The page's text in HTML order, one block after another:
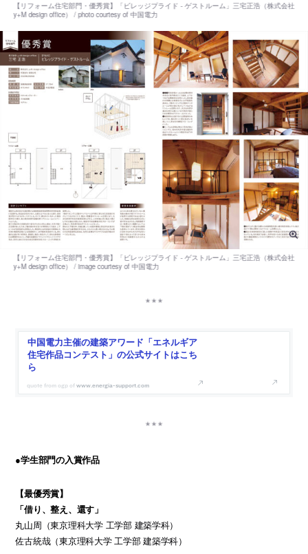
中国電力主催の建築アワード「エネルギア
住宅作品コンテスト」の公式サイトはこち
ら
www.energia-support.com
●学生部門の入賞作品
【最優秀賞】
「借り、整え、還す」
丸山周（東京理科大学 工学部 建築学科）
佐古統哉（東京理科大学 工学部 建築学科）